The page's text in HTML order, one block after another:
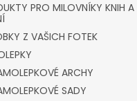
PRO MILOVNÍKY KNIH A
Z VAŠICH FOTEK
ARCHY
SADY